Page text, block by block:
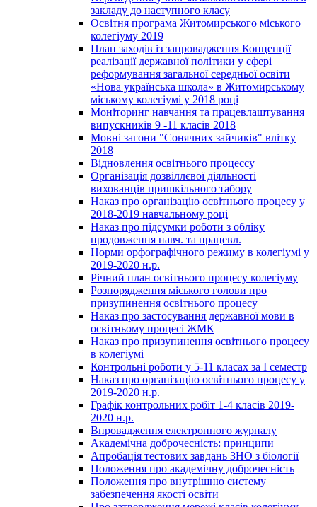
закладу до наступного класу
Освітня програма Житомирського міського
колегіуму 2019
План заходів із запровадження Концепції
реалізації державної політики у сфері
реформування загальної середньої освіти
«Нова українська школа» в Житомирському
міському колегіумі у 2018 році
Моніторинг навчання та працевлаштування
випускників 9 -11 класів 2018
Мовні загони "Сонячних зайчиків" влітку
2018
Відновлення освітнього процессу
Організація дозвіллєвої діяльності
вихованців пришкільного табору
Наказ про організацію освітнього процесу у
2018-2019 навчальному році
Наказ про підсумки роботи з обліку
продовження навч. та працевл.
Норми орфографічного режиму в колегіумі у
2019-2020 н.р.
Річний план освітнього процесу колегіуму
Розпорядження міського голови про
призупинення освітнього процесу
Наказ про застосування державної мови в
освітньому процесі ЖМК
Наказ про призупинення освітнього процесу
в колегіумі
Контрольні роботи у 5-11 класах за І семестр
Наказ про організацію освітнього процесу у
2019-2020 н.р.
Графік контрольних робіт 1-4 класів 2019-
2020 н.р.
Впровадження електронного журналу
Академічна доброчесність: принципи
Апробація тестових завдань ЗНО з біології
Положення про академічну доброчесність
Положення про внутрішню систему
забезпечення якості освіти